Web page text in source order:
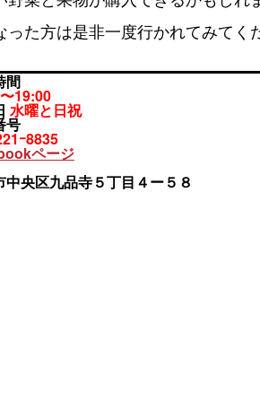
った方は是非一度行かれてみてく
間
19:00
水曜と日祝
号
ｰ8835
ページ
中央区九品寺５丁目４ー５８